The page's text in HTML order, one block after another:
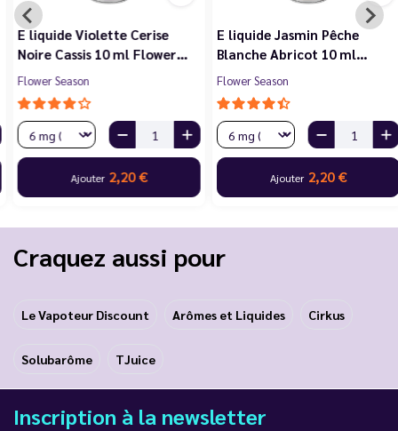
E liquide Violette Cerise
Noire Cassis 10 ml Flower…
Flower Season
Ajouter2,20 €
E liquide Jasmin Pêche
Blanche Abricot 10 ml…
Flower Season
Ajouter2,20 €
Craquez aussi pour
Le Vapoteur Discount Arômes et Liquides Cirkus
Solubarôme TJuice
Inscription à la newsletter